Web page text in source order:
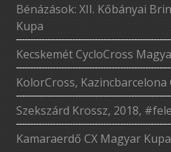
Bénázások: XII. Kőbányai
Kupa
Kecskemét CycloCross
KolorCross, Kazincbarcelona
Szekszárd Krossz, 2018,
Kamaraerdő CX Magyar